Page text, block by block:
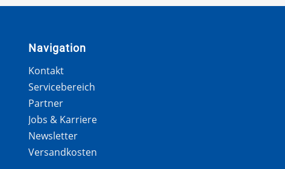
Navigation
Kontakt
Servicebereich
Partner
Jobs & Karriere
Newsletter
Versandkosten